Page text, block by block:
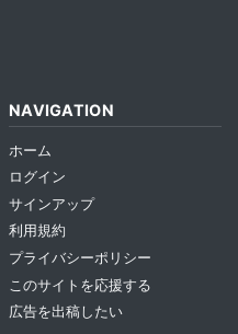
NAVIGATION
ホーム
ログイン
サインアップ
利用規約
プライバシーポリシー
このサイトを応援する
広告を出稿したい